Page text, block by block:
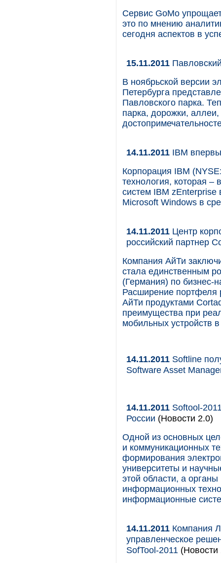
Сервис GoMo
это по мнению
сегодня аспектов в
15.11.2011
В ноябрьской версии
Петербурга
Павловского парка.
парка, дорожки,
14.11.2011 IBM
Корпорация IBM
технология, которая –
систем IBM zEnterprise
Microsoft Windows в
14.11.2011 Центр
российский партнер
Компания АйТи
стала единственным
(Германия) по
Расширение портфеля
АйТи продуктами
преимущества при
мобильных устройств
14.11.2011 Softline
Software Asset
14.11.2011 Softool-
России (Новости 2.0)
Одной из основных
и коммуникационных
формирования
университеты и
этой области, а
информационных
информационные
14.11.2011 Компания
управленческое
SofTool-2011 (Новости